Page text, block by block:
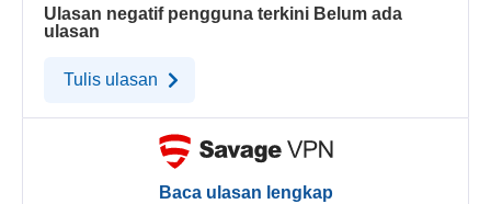
Ulasan negatif pengguna terkini Belum ada
ulasan
Tulis ulasan
Baca ulasan lengkap